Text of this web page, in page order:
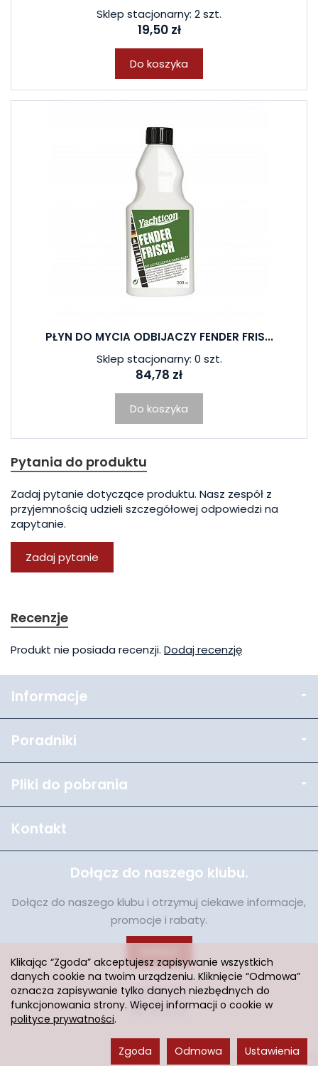
Sklep stacjonarny: 2 szt.
19,50 zł
Do koszyka
PŁYN DO MYCIA ODBIJACZY FENDER FRIS...
Sklep stacjonarny: 0 szt.
84,78 zł
Do koszyka
Pytania do produktu
Zadaj pytanie dotyczące produktu. Nasz zespół z
przyjemnością udzieli szczegółowej odpowiedzi na
zapytanie.
Zadaj pytanie
Recenzje
Produkt nie posiada recenzji. Dodaj recenzję
Informacje
Poradniki
Pliki do pobrania
Kontakt
Dołącz do naszego klubu.
Dołącz do naszego klubu i otrzymuj ciekawe informacje,
promocje i rabaty.
Sklep internetowy SOTESHOP AI
Klikając “Zgoda” akceptujesz zapisywanie wszystkich
danych cookie na twoim urządzeniu. Kliknięcie “Odmowa”
oznacza zapisywanie tylko danych niezbędnych do
funkcjonowania strony. Więcej informacji o cookie w
polityce prywatności.
Ustawienia
Odmowa
Zgoda